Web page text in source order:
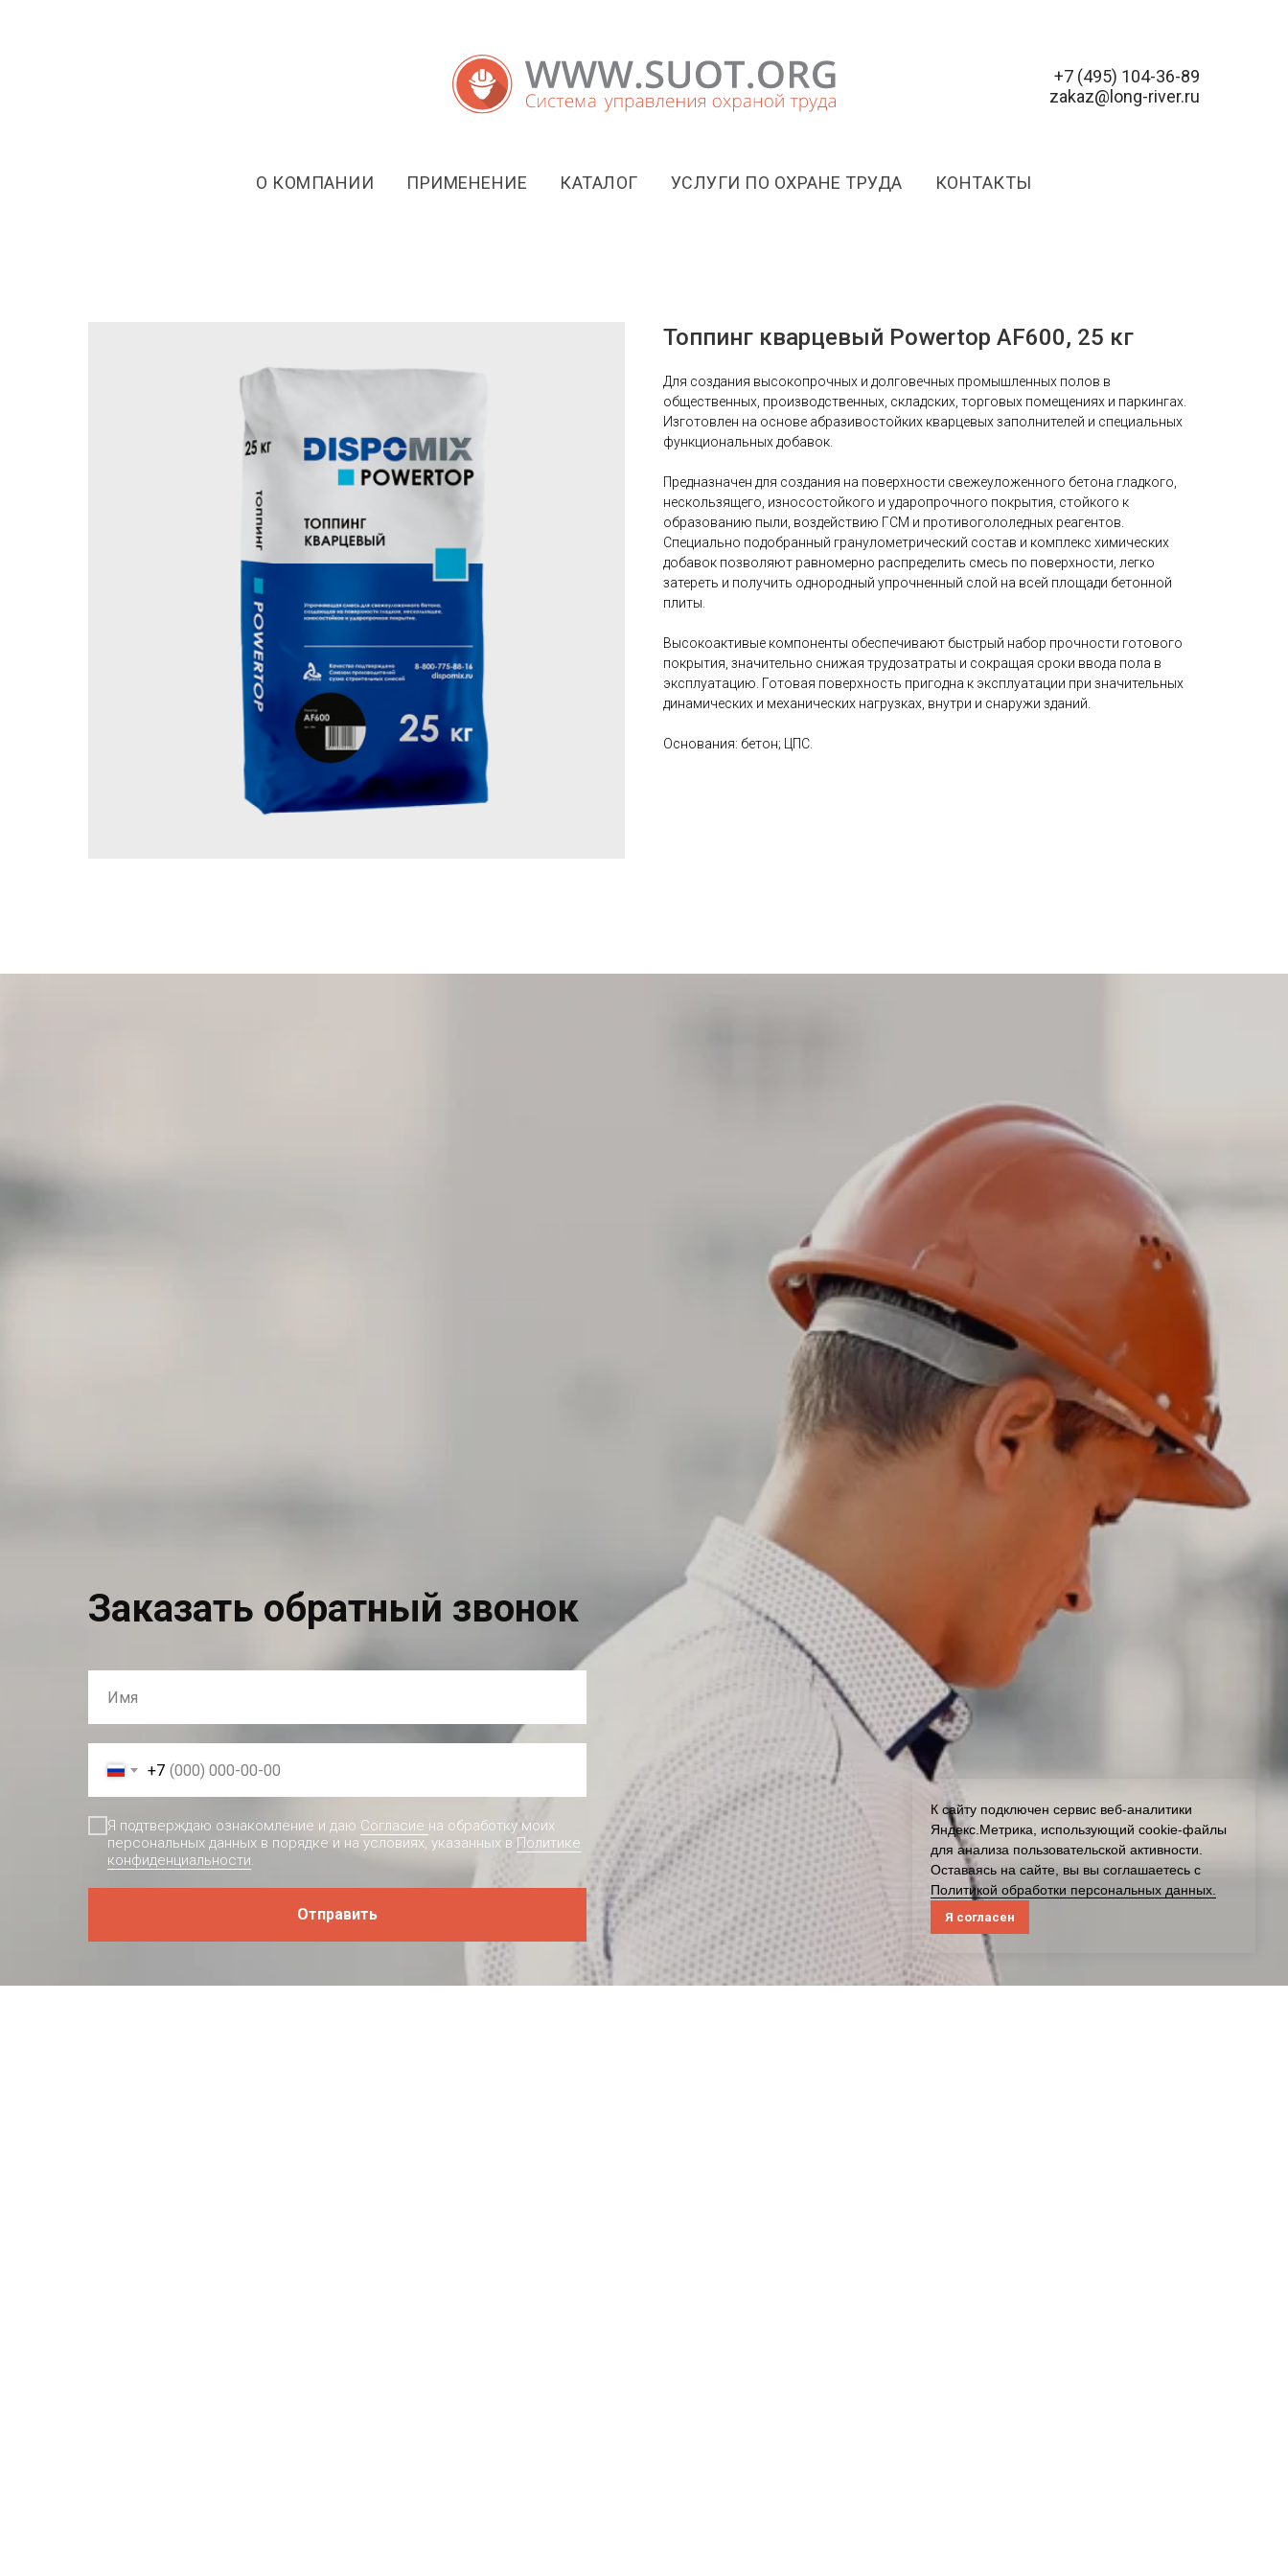
+7 (495) 104-36-89
zakaz@long-river.ru
О КОМПАНИИ ПРИМЕНЕНИЕ КАТАЛОГ УСЛУГИ ПО ОХРАНЕ ТРУДА КОНТАКТЫ
К cайту подключен сервис веб-аналитики
Яндекс.Метрика, использующий cookie-файлы
для анализа пользовательской активности.
Оставаясь на сайте, вы вы соглашаетесь с
Политикой обработки персональных данных.
Я согласен
Топпинг кварцевый Powertop AF600, 25 кг
Для создания высокопрочных и долговечных промышленных полов в
общественных, производственных, складских, торговых помещениях и паркингах.
Изготовлен на основе абразивостойких кварцевых заполнителей и специальных
функциональных добавок.
Предназначен для создания на поверхности свежеуложенного бетона гладкого,
нескользящего, износостойкого и ударопрочного покрытия, стойкого к
образованию пыли, воздействию ГСМ и противогололедных реагентов.
Специально подобранный гранулометрический состав и комплекс химических
добавок позволяют равномерно распределить смесь по поверхности, легко
затереть и получить однородный упрочненный слой на всей площади бетонной
плиты.
Высокоактивые компоненты обеспечивают быстрый набор прочности готового
покрытия, значительно снижая трудозатраты и сокращая сроки ввода пола в
эксплуатацию. Готовая поверхность пригодна к эксплуатации при значительных
динамических и механических нагрузках, внутри и снаружи зданий.
Основания: бетон; ЦПС.
Заказать обратный звонок
+7
Я подтверждаю ознакомление и даю Согласие на обработку моих
персональных данных в порядке и на условиях, указанных в Политике
конфиденциальности.
Отправить